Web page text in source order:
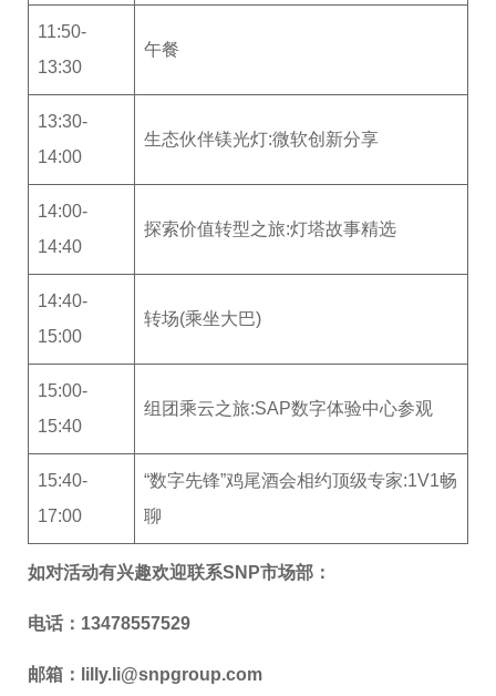
11:50-
13:30
午餐
13:30-
14:00
生态伙伴镁光灯:微软创新分享
14:00-
14:40
探索价值转型之旅:灯塔故事精选
14:40-
15:00
转场(乘坐大巴)
15:00-
15:40
组团乘云之旅:SAP数字体验中心参观
15:40-
17:00
“数字先锋”鸡尾酒会相约顶级专家:1V1畅
聊
如对活动有兴趣欢迎联系SNP市场部：
电话：13478557529
邮箱：lilly.li@snpgroup.com